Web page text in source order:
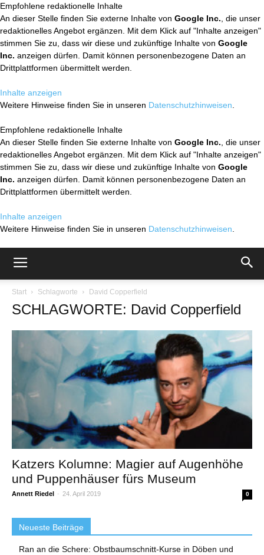
Empfohlene redaktionelle Inhalte
An dieser Stelle finden Sie externe Inhalte von Google Inc. , die unser
redaktionelles Angebot ergänzen. Mit dem Klick auf "Inhalte anzeigen"
stimmen Sie zu, dass wir diese und zukünftige Inhalte von Google
Inc. anzeigen dürfen. Damit können personenbezogene Daten an
Drittplattformen übermittelt werden.
Inhalte anzeigen
Weitere Hinweise finden Sie in unseren Datenschutzhinweisen
Empfohlene redaktionelle Inhalte
An dieser Stelle finden Sie externe Inhalte von Google Inc. , die unser
redaktionelles Angebot ergänzen. Mit dem Klick auf "Inhalte anzeigen"
stimmen Sie zu, dass wir diese und zukünftige Inhalte von Google
Inc. anzeigen dürfen. Damit können personenbezogene Daten an
Drittplattformen übermittelt werden.
Inhalte anzeigen
Weitere Hinweise finden Sie in unseren Datenschutzhinweisen
Start Schlagworte David Copperfield
SCHLAGWORTE: David Copperfield
Katzers Kolumne: Magier auf Augenhöhe
und Puppenhäuser fürs Museum
Annett Riedel - 24. April 2019 0
Neueste Beiträge
Ran an die Schere: Obstbaumschnitt-Kurse in Döben und